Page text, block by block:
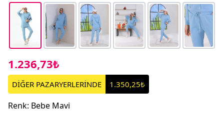
1.236,73₺
DİĞER PAZARYERLERİNDE 1.350,25₺
Renk: Bebe Mavi